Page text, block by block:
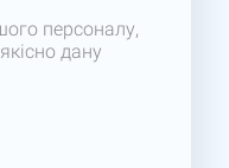
персоналу,
дану